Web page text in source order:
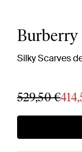
Burberry
Silky Scarves
529,50 €